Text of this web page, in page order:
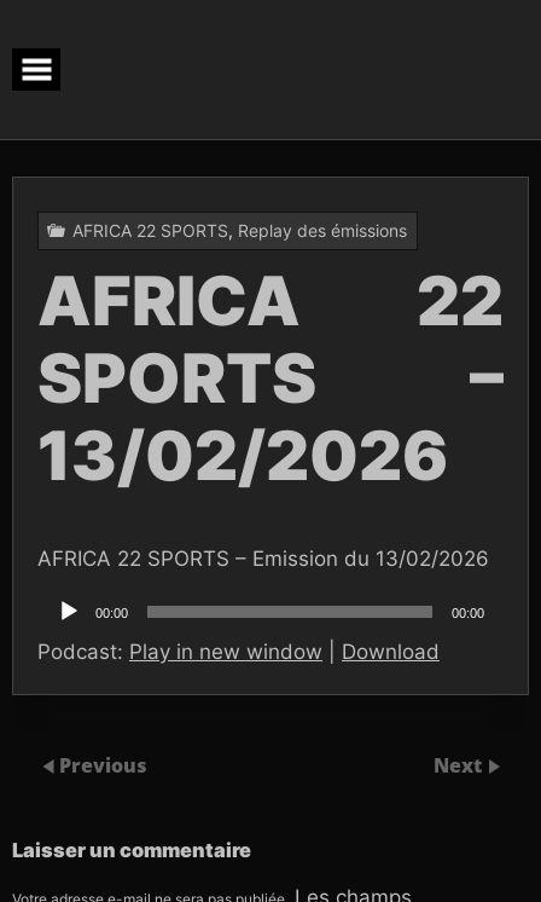
content
AFRICA 22 SPORTS, Replay des émissions
AFRICA 22
SPORTS –
13/02/2026
AFRICA 22 SPORTS – Emission du 13/02/2026
audio
00:00 00:00
Podcast: Play in new window Download
Previous Next
Laisser un commentaire